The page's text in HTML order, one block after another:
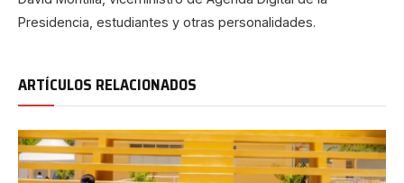
Presidencia, estudiantes y otras personalidades.
ARTÍCULOS RELACIONADOS